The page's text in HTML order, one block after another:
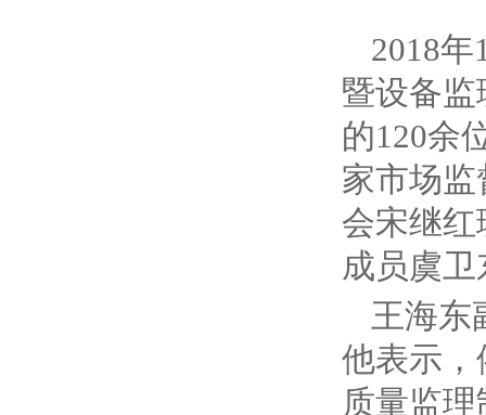
2018
暨设备
的120余
家市场
会宋继
成员虞
王海东
他表示，
质量监